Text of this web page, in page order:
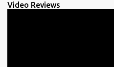
Video Reviews